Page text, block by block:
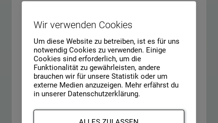
UNSER GEHIRN
Fluide vs. kristalline
Intelligenz – warum dein
Wir verwenden Cookies
Um diese Website zu betreiben, ist es für uns
notwendig Cookies zu verwenden. Einige
Cookies sind erforderlich, um die
Funktionalität zu gewährleisten, andere
brauchen wir für unsere Statistik oder um
externe Medien anzuzeigen. Mehr erfährst du
in unserer Datenschutzerklärung.